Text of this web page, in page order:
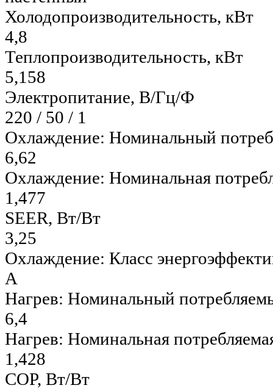
Холодопроизводительность, кВт
4,8
Теплопроизводительность, кВт
5,158
Электропитание, В/Гц/Ф
220 / 50 / 1
Охлаждение: Номинальный
6,62
Охлаждение: Номинальная
1,477
SEER, Вт/Вт
3,25
Охлаждение: Класс
А
Нагрев: Номинальный
6,4
Нагрев: Номинальная
1,428
COP, Вт/Вт